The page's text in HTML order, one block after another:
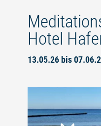
Hotel
13.05.26 bis